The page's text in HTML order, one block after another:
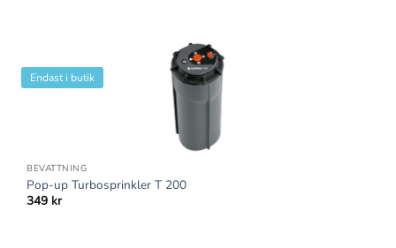
Endast i butik
BEVATTNING
Pop-up Turbosprinkler T 200
349 kr